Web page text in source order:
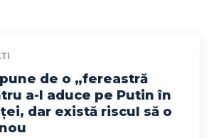
de o „fereastră
a-l aduce pe Putin în
dar există riscul să o